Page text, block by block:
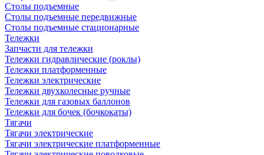
Столы подъемные
Столы подъемные передвижные
Столы подъемные стационарные
Тележки
Запчасти для тележки
Тележки гидравлические (роклы)
Тележки платформенные
Тележки электрические
Тележки двухколесные ручные
Тележки для газовых баллонов
Тележки для бочек (бочкокаты)
Тягачи
Тягачи электрические
Тягачи электрические платформенные